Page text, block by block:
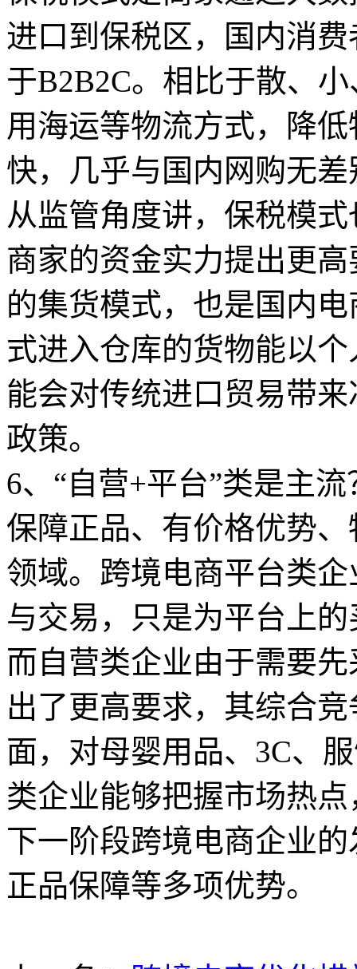
进口到保税区，国内消
于B2B2C。相比于散、
用海运等物流方式，降
快，几乎与国内网购无
从监管角度讲，保税模
商家的资金实力提出更
的集货模式，也是国内
式进入仓库的货物能以
能会对传统进口贸易带
政策。
6、“自营+平台”类是主流
保障正品、有价格优势
领域。跨境电商平台类
与交易，只是为平台上
而自营类企业由于需要
出了更高要求，其综合
面，对母婴用品、3C、
类企业能够把握市场热
下一阶段跨境电商企业
正品保障等多项优势。